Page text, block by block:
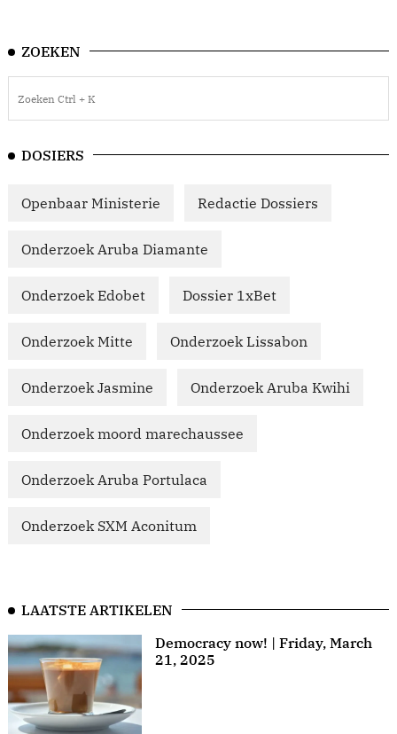
ZOEKEN
DOSIERS
Openbaar Ministerie Redactie Dossiers
Onderzoek Aruba Diamante
Onderzoek Edobet Dossier 1xBet
Onderzoek Mitte Onderzoek Lissabon
Onderzoek Jasmine Onderzoek Aruba Kwihi
Onderzoek moord marechaussee
Onderzoek Aruba Portulaca
Onderzoek SXM Aconitum
LAATSTE ARTIKELEN
Democracy now! | Friday, March
21, 2025